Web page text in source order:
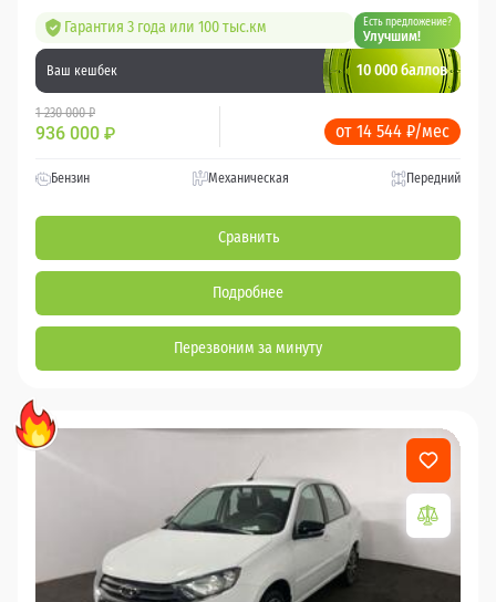
Гарантия 3 года или 100 тыс.км Есть предложение?
Улучшим!
Ваш кешбек 10 000 баллов
1 230 000 ₽
936 000 ₽ от 14 544 ₽/мес
Бензин Механическая Передний
Сравнить
Подробнее
Перезвоним за минуту